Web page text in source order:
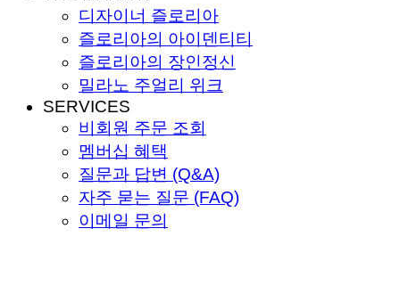
디자이너 즐로리아
즐로리아의 아이덴티티
즐로리아의 장인정신
밀라노 주얼리 위크
SERVICES
비회원 주문 조회
멤버십 혜택
질문과 답변 (Q&A)
자주 묻는 질문 (FAQ)
이메일 문의